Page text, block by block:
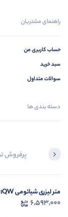
راهنمای مشتریان
حساب کاربری من
سبد خرید
سوالات متداول
دسته بندی ها
پرفروش
متر لیزری شیائومی Smart Laser Measure MJJGCJYD001QW
6,593,000